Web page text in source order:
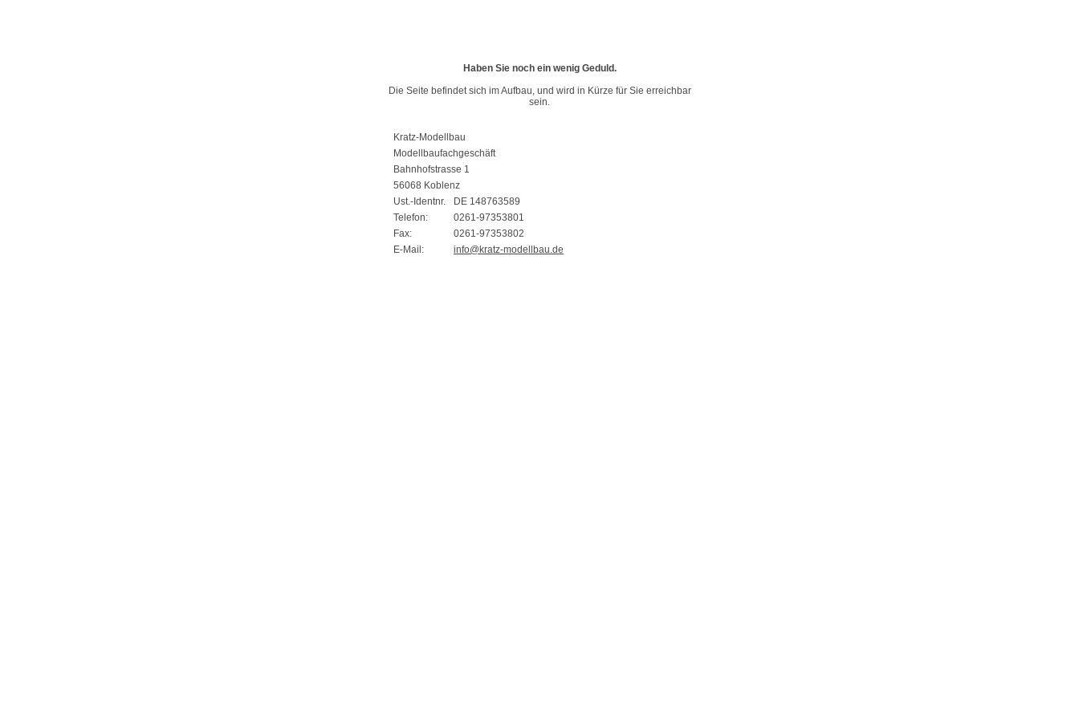
Haben Sie noch ein wenig Geduld.
Die Seite befindet sich im Aufbau, und wird in Kürze für Sie erreichbar
sein.
Kratz-Modellbau
Modellbaufachgeschäft
Bahnhofstrasse 1
56068 Koblenz
Ust.-Identnr.
DE 148763589
Telefon:
0261-97353801
Fax:
0261-97353802
E-Mail:
info@kratz-modellbau.de